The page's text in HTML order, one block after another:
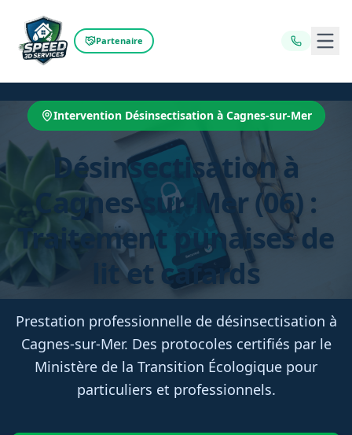
Partenaire
Intervention Désinsectisation à Cagnes-sur-Mer
Désinsectisation à
Cagnes-sur-Mer (06) :
Traitement punaises de
lit et cafards
Prestation professionnelle de désinsectisation à
Cagnes-sur-Mer. Des protocoles certifiés par le
Ministère de la Transition Écologique pour
particuliers et professionnels.